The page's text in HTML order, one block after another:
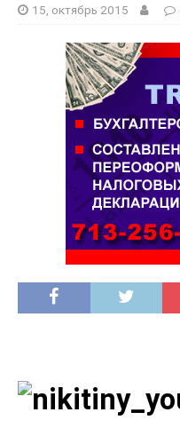
15, октябрь 2015